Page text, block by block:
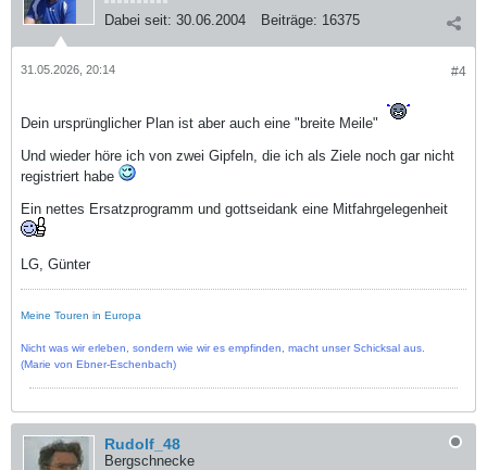
Dabei seit: 30.06.2004 Beiträge: 16375
#4
31.05.2026, 20:14
Dein ursprünglicher Plan ist aber auch eine "breite Meile"
Und wieder höre ich von zwei Gipfeln, die ich als Ziele noch gar nicht
registriert habe
Ein nettes Ersatzprogramm und gottseidank eine Mitfahrgelegenheit
LG, Günter
Meine Touren in Europa
Nicht was wir erleben, sondern wie wir es empfinden, macht unser Schicksal aus.
(Marie von Ebner-Eschenbach)
Rudolf_48
Bergschnecke